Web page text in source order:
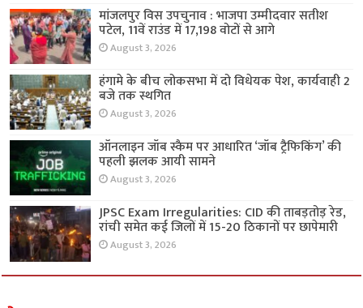
मांजलपुर विस उपचुनाव : भाजपा उम्मीदवार सतीश
पटेल, 11वें राउंड में 17,198 वोटों से आगे
August 3, 2026
हंगामे के बीच लोकसभा में दो विधेयक पेश, कार्यवाही 2
बजे तक स्थगित
August 3, 2026
ऑनलाइन जॉब स्कैम पर आधारित ‘जॉब ट्रैफिकिंग’ की
पहली झलक आयी सामने
August 3, 2026
JPSC Exam Irregularities: CID की ताबड़तोड़ रेड,
रांची समेत कई जिलों में 15-20 ठिकानों पर छापेमारी
August 3, 2026